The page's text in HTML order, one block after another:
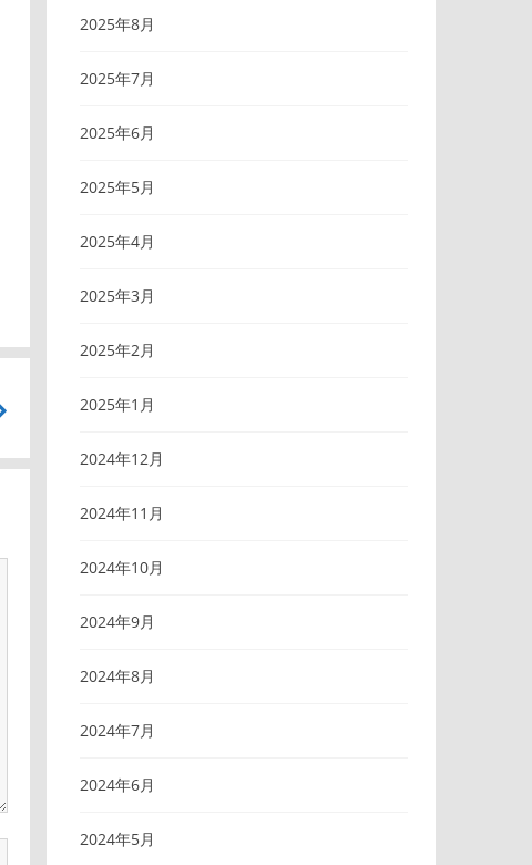
記
2025年8月
2025年7月
2025年6月
2025年5月
2025年4月
2025年3月
2025年2月
2025年1月
2024年12月
2024年11月
2024年10月
2024年9月
2024年8月
2024年7月
2024年6月
2024年5月